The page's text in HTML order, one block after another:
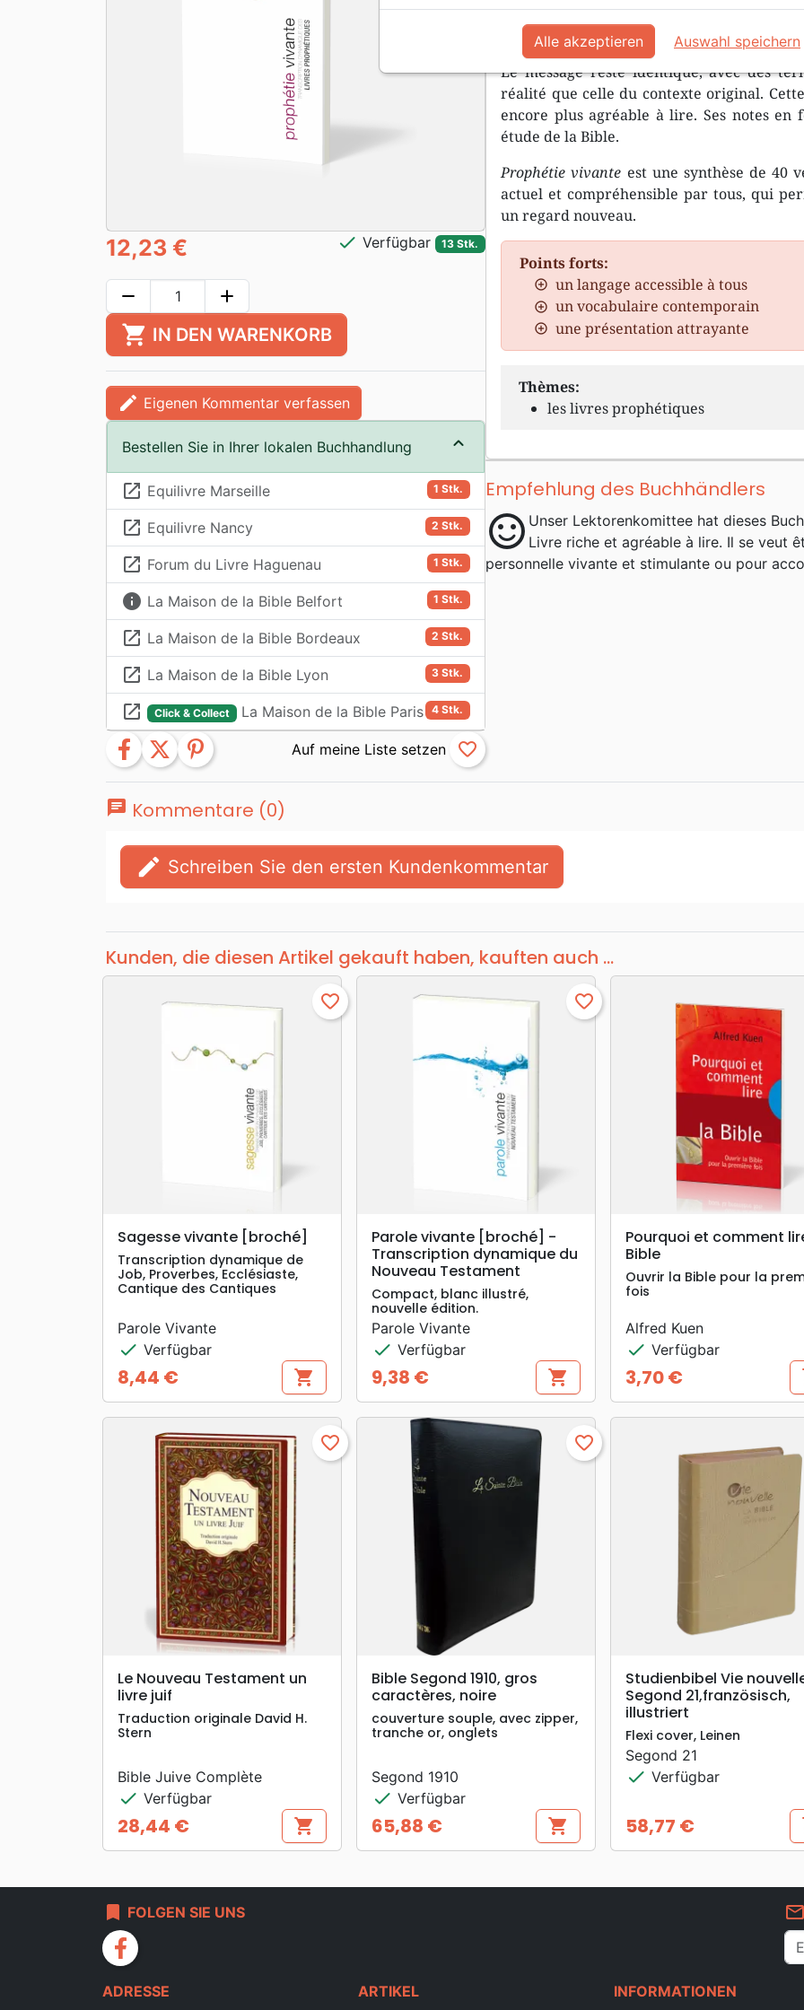
Une transcription dynamique de la
Le message reste identique, avec des
réalité que celle du contexte original.
encore plus agréable à lire. Ses notes
étude de la Bible.
Prophétie vivante est une synthèse de 40
actuel et compréhensible par tous, qui
un regard nouveau.
Points forts:
un langage accessible à tous
un vocabulaire contemporain
une présentation attrayante
Thèmes:
les livres prophétiques
Empfehlung des Buchhändlers
sentiment_satisfied Unser Lektorenkomittee hat dieses
Livre riche et agréable à lire. Il se veut
personnelle vivante et stimulante ou pour
12,23 € check Verfügbar 13 Stk.
remove add
shopping_cart IN DEN WARENKORB
edit Eigenen Kommentar verfassen
Bestellen Sie in Ihrer lokalen Buchhandlung
1 Stk.
launch Equilivre Marseille
2 Stk.
launch Equilivre Nancy
1 Stk.
launch Forum du Livre Haguenau
1 Stk.
info La Maison de la Bible Belfort
2 Stk.
launch La Maison de la Bible Bordeaux
3 Stk.
launch La Maison de la Bible Lyon
4 Stk.
launch Click & Collect La Maison de la Bible Paris
facebook twitter pinterest favorite_border
chat Kommentare (0)
edit Schreiben Sie den ersten Kundenkommentar
Kunden, die diesen Artikel gekauft haben, kauften auch ...
searchVORSCHAU
favorite_border
Sagesse vivante [broché]
Transcription dynamique de
Job, Proverbes, Ecclésiaste,
Cantique des Cantiques
Parole Vivante
check Verfügbar
Preis
8,44 € shopping_cart
search VORSCHAU
favorite_border
Parole vivante [broché] -
Transcription dynamique du
Nouveau Testament
Compact, blanc illustré,
nouvelle édition.
Parole Vivante
check Verfügbar
Preis
9,38 € shopping_cart
search VORSCHAU
Pourquoi et comment
Bible
Ouvrir la Bible pour la
fois
Alfred Kuen
check Verfügbar
Preis
3,70 €
search VORSCHAU
favorite_border
Le Nouveau Testament un
livre juif
Traduction originale David H.
Stern
Bible Juive Complète
check Verfügbar
Preis
28,44 € shopping_cart
search VORSCHAU
favorite_border
Bible Segond 1910, gros
caractères, noire
couverture souple, avec zipper,
tranche or, onglets
Segond 1910
check Verfügbar
Preis
65,88 € shopping_cart
search VORSCHAU
Studienbibel Vie
Segond 21,französisch,
illustriert
Flexi cover, Leinen
Segond 21
check Verfügbar
Preis
58,77 €
bookmark FOLGEN SIE UNS
facebook
mail_outline
ADRESSE ARTIKEL INFORMATIONEN
Alle akzeptieren Auswahl speichern